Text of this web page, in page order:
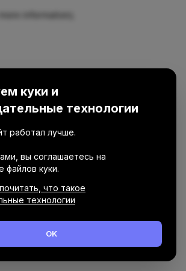
information)
куки и
технологии
работал лучше.
вы соглашаетесь на
файлов куки.
что такое
технологии
OK